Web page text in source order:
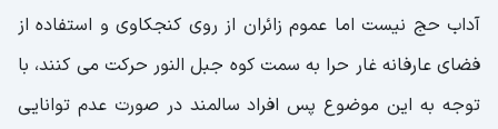
آداب حج نیست اما عموم زائران از روی کنجکاوی و استفاده از
فضای عارفانه غار حرا به سمت کوه جبل النور حرکت می کنند، با
توجه به این موضوع پس افراد سالمند در صورت عدم توانایی